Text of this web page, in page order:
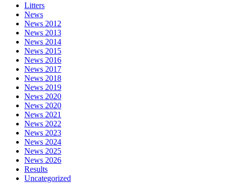
Litters
News
News 2012
News 2013
News 2014
News 2015
News 2016
News 2017
News 2018
News 2019
News 2020
News 2020
News 2021
News 2022
News 2023
News 2024
News 2025
News 2026
Results
Uncategorized